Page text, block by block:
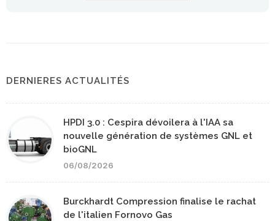
DERNIERES ACTUALITÉS
HPDI 3.0 : Cespira dévoilera à l'IAA sa
nouvelle génération de systèmes GNL et
bioGNL
06/08/2026
Burckhardt Compression finalise le rachat
de l'italien Fornovo Gas